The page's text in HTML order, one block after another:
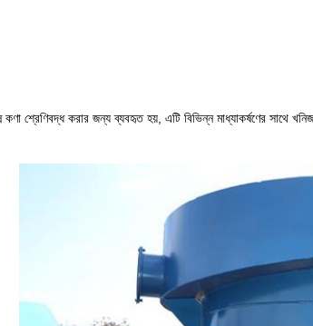
কণা শ্রেণিবদ্ধ করার জন্য ব্যবহৃত হয়, এটি বিভিন্ন মাধ্যাকর্ষণের সাথে